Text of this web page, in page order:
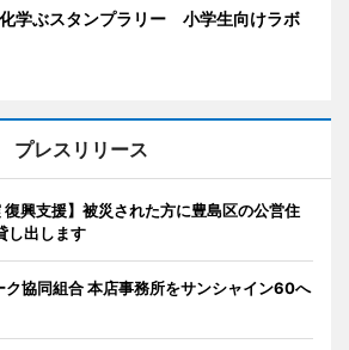
学ぶスタンプラリー 小学生向けラボ
プレスリリース
復興支援】被災された方に豊島区の公営住
し出します
ク協同組合 本店事務所をサンシャイン60へ